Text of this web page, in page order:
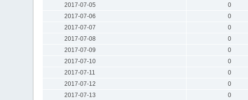
2017-07-05
0
2017-07-06
0
2017-07-07
0
2017-07-08
0
2017-07-09
0
2017-07-10
0
2017-07-11
0
2017-07-12
0
2017-07-13
0